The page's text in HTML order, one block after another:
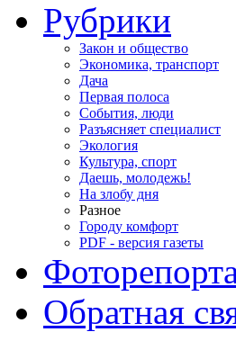
Рубрики
Закон и общество
Экономика, транспорт
Дача
Первая полоса
События, люди
Разъясняет специалист
Экология
Культура, спорт
Даешь, молодежь!
На злобу дня
Разное
Городу комфорт
PDF - версия газеты
Обратная